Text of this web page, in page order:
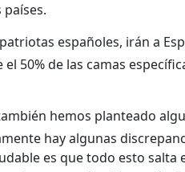
españoles, irán a
50% de las camas
hemos planteado
hay algunas
es que todo esto salta